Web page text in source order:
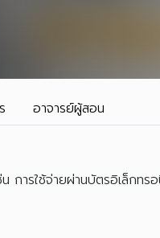
อาจารย์ผู้สอน
น การใช้จ่ายผ่านบัตรอิเล็กท